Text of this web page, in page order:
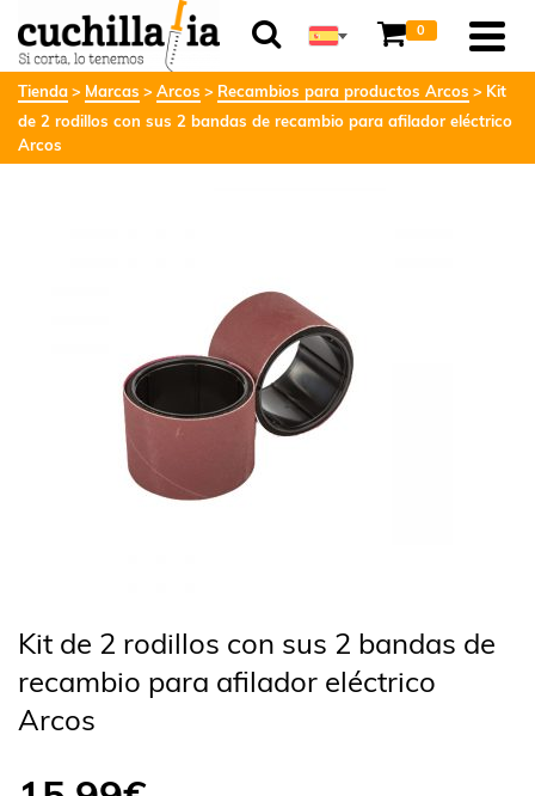
0
Tienda Marcas Arcos Recambios para productos Arcos
Kit
de 2 rodillos con sus 2 bandas de recambio para afilador eléctrico
Arcos
Kit de 2 rodillos con sus 2 bandas de
recambio para afilador eléctrico
Arcos